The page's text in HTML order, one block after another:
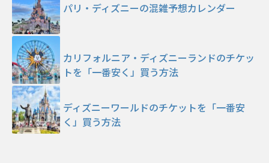
パリ・ディズニーの混雑予想カレンダー
カリフォルニア・ディズニーランドのチケッ
トを「一番安く」買う方法
ディズニーワールドのチケットを「一番安
く」買う方法